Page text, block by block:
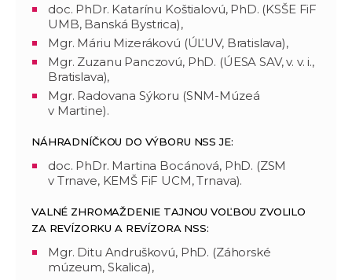
doc. PhDr. Katarínu Koštialovú, PhD. (KSŠE FiF
UMB, Banská Bystrica),
Mgr. Máriu Mizerákovú (ÚĽUV, Bratislava),
Mgr. Zuzanu Panczovú, PhD. (ÚESA SAV, v. v. i.,
Bratislava),
Mgr. Radovana Sýkoru (SNM-Múzeá
v Martine).
NÁHRADNÍČKOU DO VÝBORU NSS JE:
doc. PhDr. Martina Bocánová, PhD. (ZSM
v Trnave, KEMŠ FiF UCM, Trnava).
VALNÉ ZHROMAŽDENIE TAJNOU VOĽBOU ZVOLILO
ZA REVÍZORKU A REVÍZORA NSS:
Mgr. Ditu Andruškovú, PhD. (Záhorské
múzeum, Skalica),